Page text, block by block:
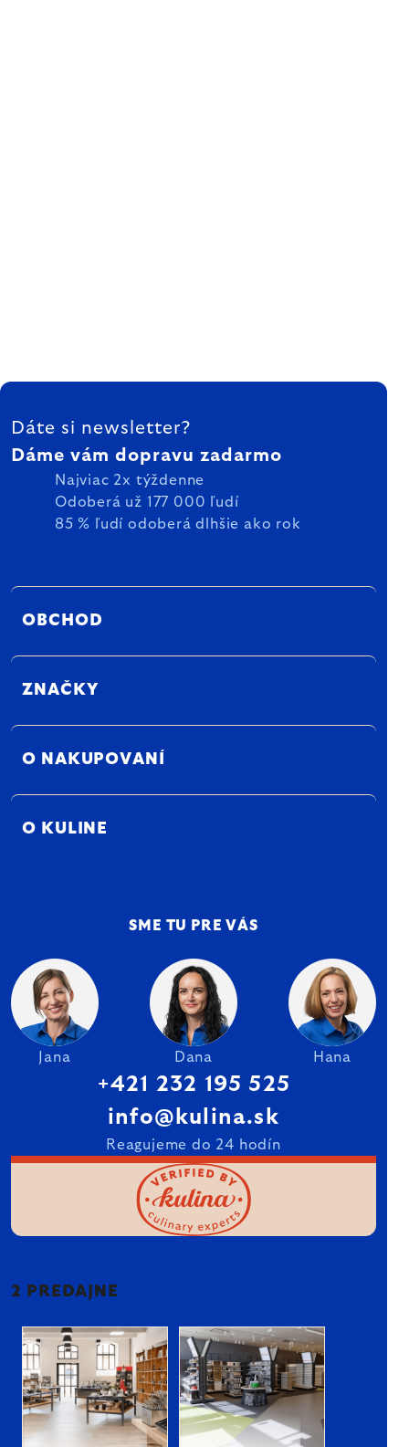
ZÁPÄTIE
Dáte si newsletter?
Dáme vám dopravu zadarmo
Najviac 2x týždenne
Odoberá už 177 000 ľudí
85 % ľudí odoberá dlhšie ako rok
OBCHOD
ZNAČKY
O NAKUPOVANÍ
O KULINE
SME TU PRE VÁS
Jana Dana Hana
+421 232 195 525
info@kulina.sk
Reagujeme do 24 hodín
2 PREDAJNE